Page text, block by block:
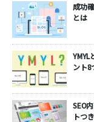
成功
とは
YMYL
ント8
SEO
トつき